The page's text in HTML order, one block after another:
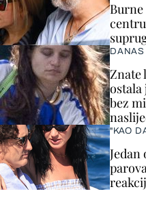
Znate
ostala
bez
"KAO